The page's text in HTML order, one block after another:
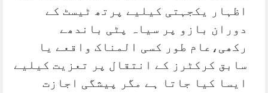
اظہار یکجہتی کیلیے پرتھ ٹیسٹ کے
دوران بازو پر سیاہ پٹی باندھے
رکھی،عام طور کسی المناک واقعے یا
سابق کرکٹرز کے انتقال پر تعزیت کیلیے
ایسا کیا جاتا ہے مگر پیشگی اجازت